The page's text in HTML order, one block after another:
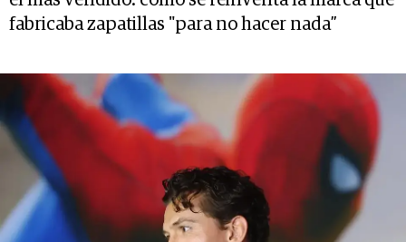
fabricaba zapatillas "para no hacer nada”